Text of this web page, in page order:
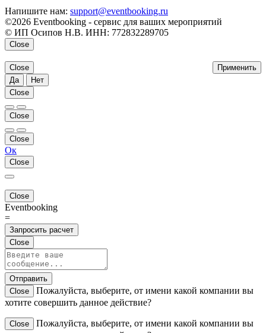
Напишите нам: support@eventbooking.ru
©2026 Eventbooking - сервис для ваших мероприятий
© ИП Осипов Н.В. ИНН: 772832289705
Close
Применить
Close
Да
Нет
Close
Close
Close
Ок
Close
Close
Eventbooking
=
Запросить расчет
Close
Отправить
Close
Пожалуйста, выберите, от имени какой компании вы
хотите совершить данное действие?
Close
Пожалуйста, выберите, от имени какой компании вы